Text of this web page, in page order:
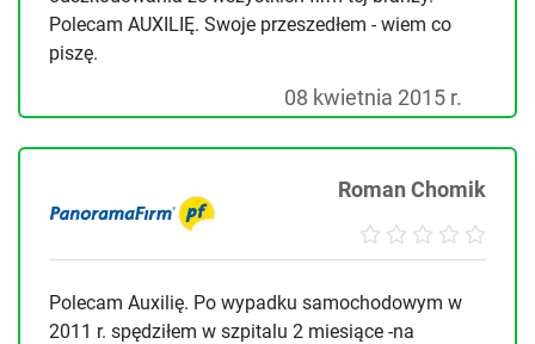
Polecam AUXILIĘ. Swoje przeszedłem - wiem co
piszę.
08 kwietnia 2015 r.
Roman Chomik
Polecam Auxilię. Po wypadku samochodowym w
2011 r. spędziłem w szpitalu 2 miesiące -na